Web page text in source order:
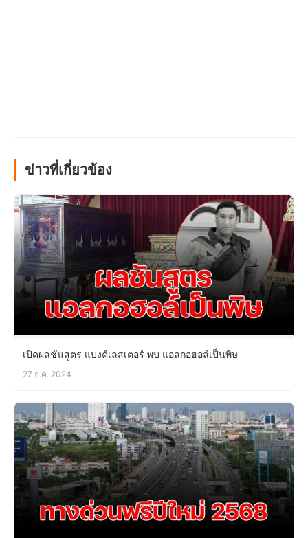
ข่าวที่เกี่ยวข้อง
เปิดผลชันสูตร แบงค์เลสเตอร์ พบ แอลกอฮอล์เป็นพิษ
27 ธ.ค. 2024